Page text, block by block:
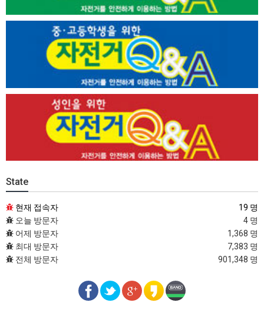
State
현재 접속자
19 명
오늘 방문자
4 명
어제 방문자
1,368 명
최대 방문자
7,383 명
전체 방문자
901,348 명